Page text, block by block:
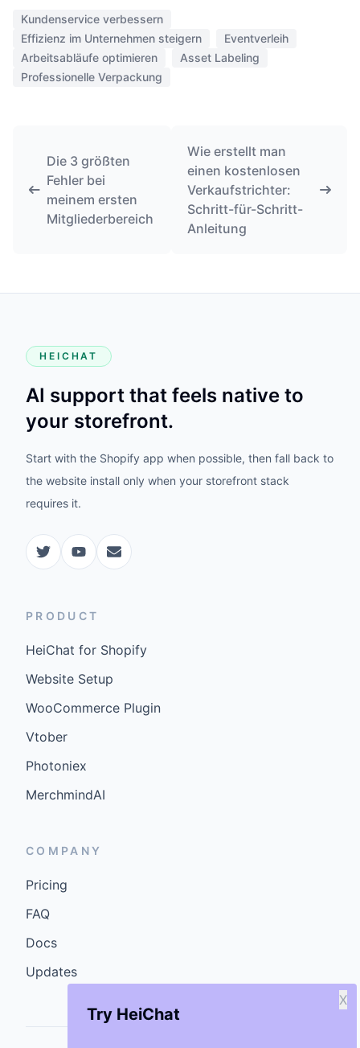
Try HeiChat
X
Kundenservice verbessern
Effizienz im Unternehmen steigern
Eventverleih
Arbeitsabläufe optimieren
Asset Labeling
Professionelle Verpackung
Die 3 größten
Fehler bei
meinem ersten
Mitgliederbereich
Wie erstellt man
einen kostenlosen
Verkaufstrichter:
Schritt-für-Schritt-
Anleitung
HEICHAT
AI support that feels native to
your storefront.
Start with the Shopify app when possible, then fall back to
the website install only when your storefront stack
requires it.
PRODUCT
HeiChat for Shopify
Website Setup
WooCommerce Plugin
Vtober
Photoniex
MerchmindAI
COMPANY
Pricing
FAQ
Docs
Updates